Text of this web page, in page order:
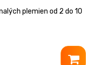
plemien od 2 do 10